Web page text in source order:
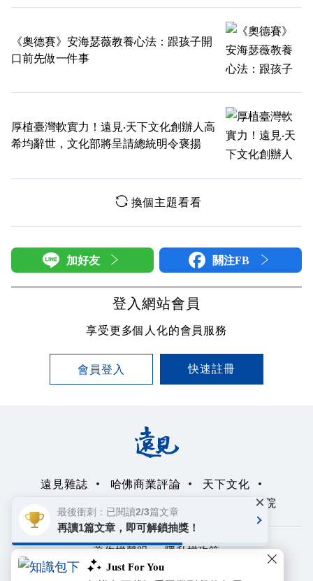
Just For You
《奧德賽》安海瑟薇教養心法：跟孩子開
口前先做一件事
厚植臺灣軟實力！遠見‧天下文化創辦人高
希均辭世，文化部將呈請總統明令褒揚
換個主題看看
加好友 關注FB
登入網站會員
享受更多個人化的會員服務
會員登入 快速註冊
遠見雜誌 哈佛商業評論
天下文化
領導影響力學院
著作權聲明 隱私權政策
最後衝刺：已閱讀2/3篇文章
再讀1篇文章，即可解鎖抽獎！
×